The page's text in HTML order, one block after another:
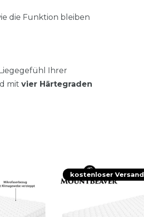
die Funktion bleiben
Ihrer
mit vier Härtegraden
kostenloser Versand